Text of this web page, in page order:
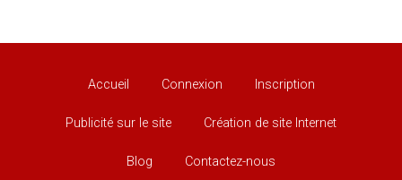
Accueil Connexion Inscription
Publicité sur le site Création de site Internet
Blog Contactez-nous